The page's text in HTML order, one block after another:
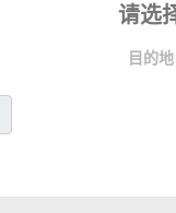
目的地